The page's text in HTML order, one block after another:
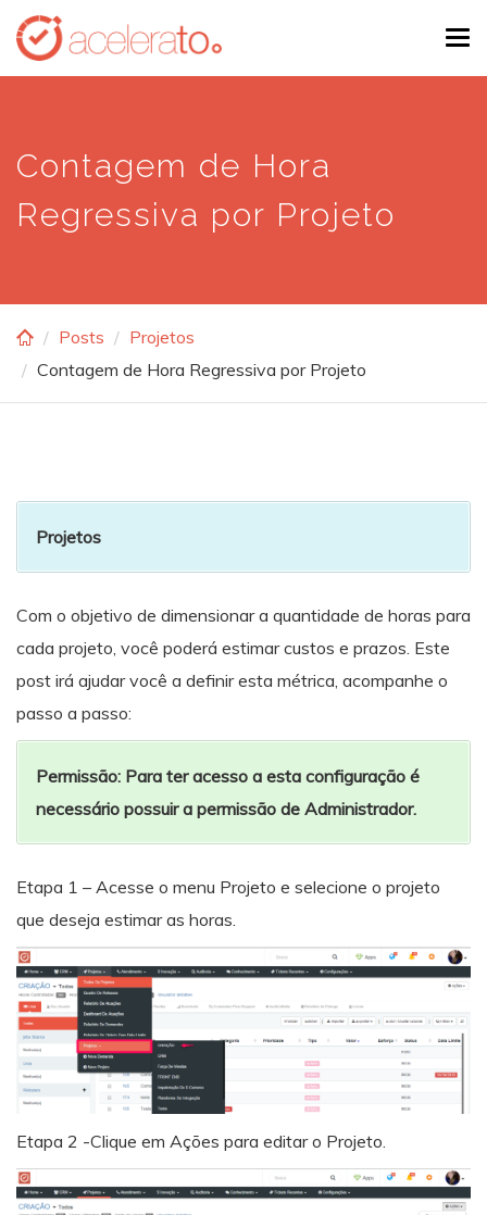
Skip
main
Contagem de Hora
Regressiva por Projeto
Posts
Projetos
Contagem de Hora Regressiva por Projeto
Projetos
Com o objetivo de dimensionar a quantidade de horas para
cada projeto, você poderá estimar custos e prazos. Este
post irá ajudar você a definir esta métrica, acompanhe o
passo a passo:
Permissão: Para ter acesso a esta configuração é
necessário possuir a permissão de Administrador.
Etapa 1 – Acesse o menu Projeto e selecione o projeto
que deseja estimar as horas.
Etapa 2 -Clique em Ações para editar o Projeto.